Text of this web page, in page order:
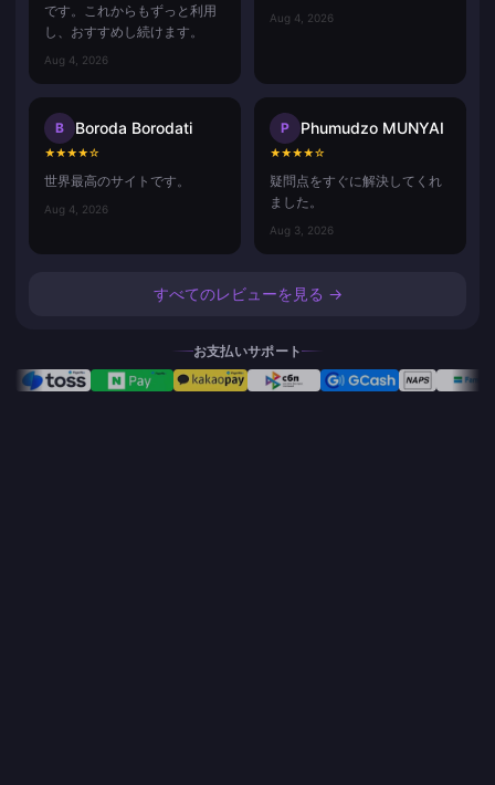
です。これからもずっと利用
し、おすすめし続けます。
Aug 4, 2026
Aug 4, 2026
B Boroda Borodati
★★★★☆
世界最高のサイトです。
Aug 4, 2026
P Phumudzo MUNYAI
★★★★☆
疑問点をすぐに解決してくれ
ました。
Aug 3, 2026
すべてのレビューを見る →
お支払いサポート